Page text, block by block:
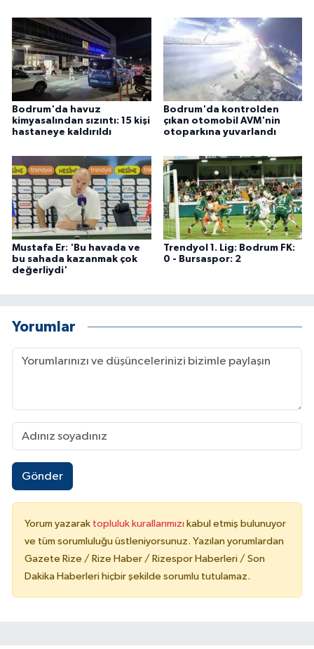
Bodrum'da havuz
kimyasalından sızıntı: 15 kişi
hastaneye kaldırıldı
Bodrum'da kontrolden
çıkan otomobil AVM'nin
otoparkına yuvarlandı
Mustafa Er: 'Bu havada ve
bu sahada kazanmak çok
değerliydi'
Trendyol 1. Lig: Bodrum FK:
0 - Bursaspor: 2
Yorumlar
Gönder
Yorum yazarak topluluk kurallarımızı kabul etmiş bulunuyor
ve tüm sorumluluğu üstleniyorsunuz. Yazılan yorumlardan
Gazete Rize / Rize Haber / Rizespor Haberleri / Son
Dakika Haberleri hiçbir şekilde sorumlu tutulamaz.
ÜLKE GÜNDEMİ
YAŞAM
YEREL
Yerel Haberler